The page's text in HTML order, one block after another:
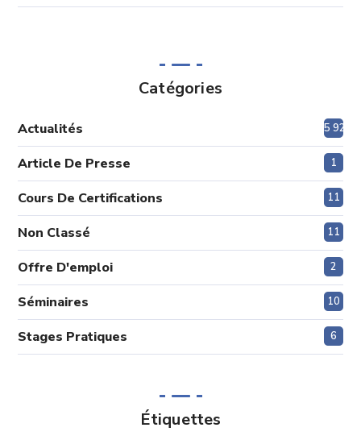
Catégories
Actualités 5 920
Article De Presse 1
Cours De Certifications 11
Non Classé 11
Offre D'emploi 2
Séminaires 10
Stages Pratiques 6
Étiquettes